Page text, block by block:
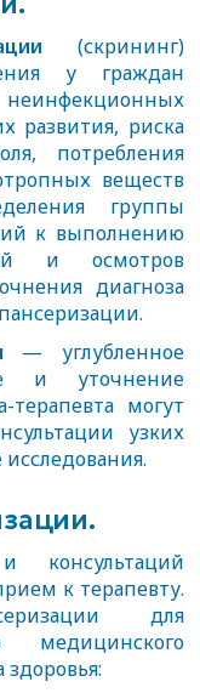
(скрининг)
у граждан
развития, риска
потребления
веществ
группы
к выполнению
и осмотров
диагноза
— углубленное
и уточнение
могут
узких
консультаций
к терапевту.
для
медицинского